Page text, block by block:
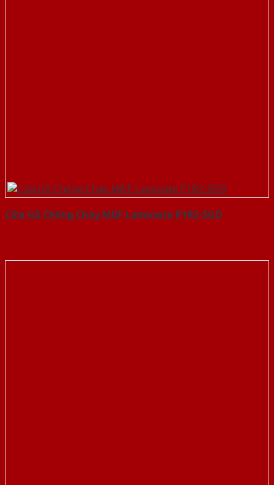
Cửa Gỗ Chống Cháy MDF Laminate P1R2-SGD